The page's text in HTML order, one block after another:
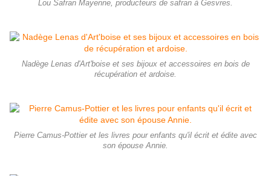
Lou Safran Mayenne, producteurs de safran à Gesvres.
Nadège Lenas d'Art'boise et ses bijoux et accessoires en bois de
récupération et ardoise.
Pierre Camus-Pottier et les livres pour enfants qu'il écrit et édite avec
son épouse Annie.